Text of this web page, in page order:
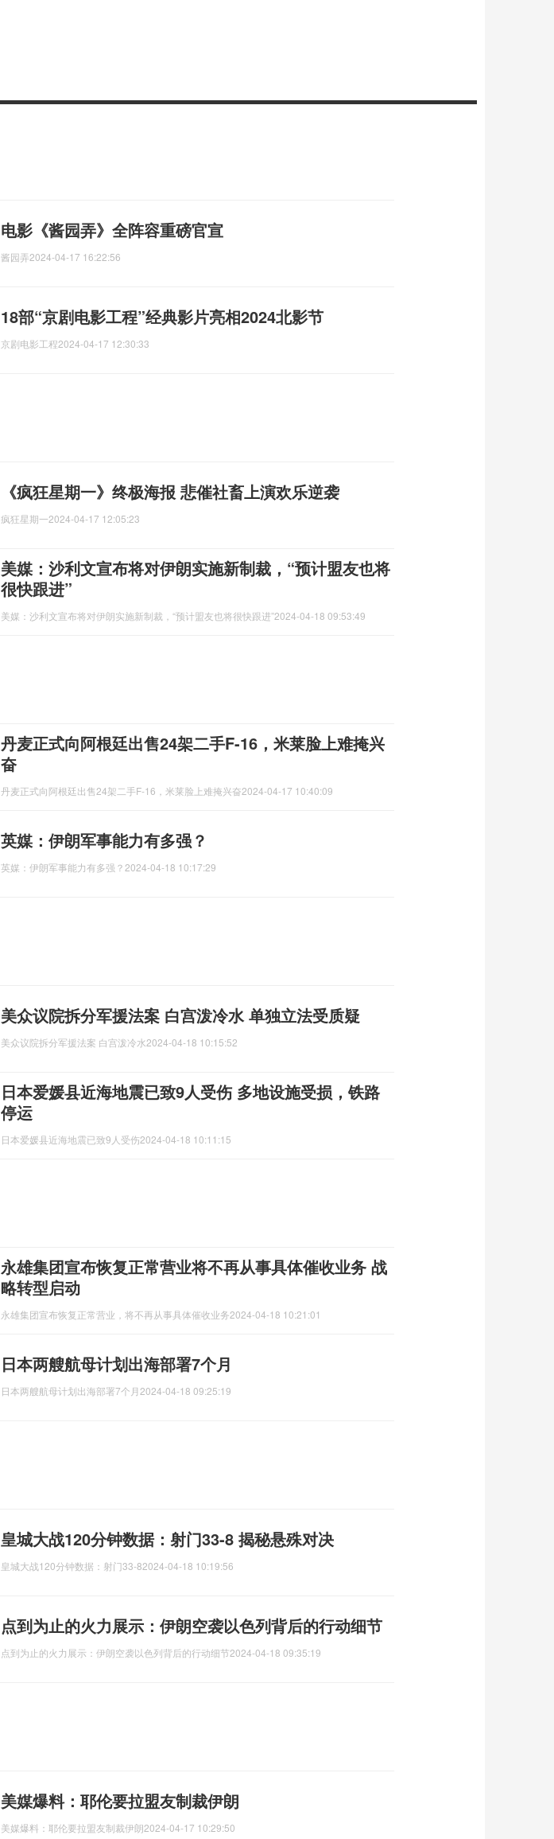
电影《酱园弄》全阵容重磅官宣
酱园弄2024-04-17 16:22:56
18部“京剧电影工程”经典影片亮相2024北影节
京剧电影工程2024-04-17 12:30:33
《疯狂星期一》终极海报 悲催社畜上演欢乐逆袭
疯狂星期一2024-04-17 12:05:23
美媒：沙利文宣布将对伊朗实施新制裁，“预计盟友也将
很快跟进”
美媒：沙利文宣布将对伊朗实施新制裁，“预计盟友也将很快跟进”2024-04-18 09:53:49
丹麦正式向阿根廷出售24架二手F-16，米莱脸上难掩兴
奋
丹麦正式向阿根廷出售24架二手F-16，米莱脸上难掩兴奋2024-04-17 10:40:09
英媒：伊朗军事能力有多强？
英媒：伊朗军事能力有多强？ 2024-04-18 10:17:29
美众议院拆分军援法案 白宫泼冷水 单独立法受质疑
美众议院拆分军援法案 白宫泼冷水2024-04-18 10:15:52
日本爱媛县近海地震已致9人受伤 多地设施受损，铁路
停运
日本爱媛县近海地震已致9人受伤2024-04-18 10:11:15
永雄集团宣布恢复正常营业将不再从事具体催收业务 战
略转型启动
永雄集团宣布恢复正常营业，将不再从事具体催收业务2024-04-18 10:21:01
日本两艘航母计划出海部署7个月
日本两艘航母计划出海部署7个月 2024-04-18 09:25:19
皇城大战120分钟数据：射门33-8 揭秘悬殊对决
皇城大战120分钟数据：射门33-82024-04-18 10:19:56
点到为止的火力展示：伊朗空袭以色列背后的行动细节
点到为止的火力展示：伊朗空袭以色列背后的行动细节2024-04-18 09:35:19
美媒爆料：耶伦要拉盟友制裁伊朗
美媒爆料：耶伦要拉盟友制裁伊朗2024-04-17 10:29:50